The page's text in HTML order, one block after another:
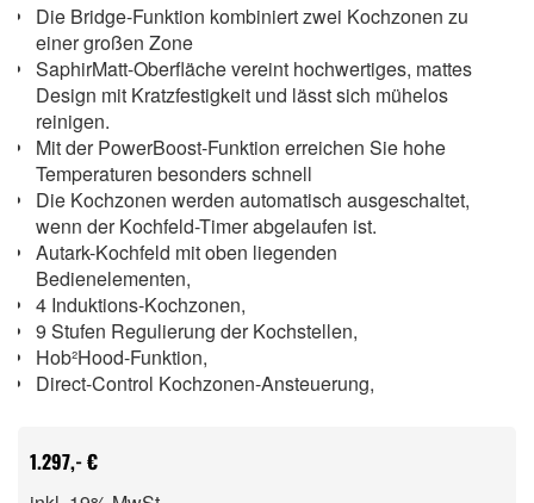
Die Bridge-Funktion kombiniert zwei Kochzonen zu
einer großen Zone
SaphirMatt-Oberfläche vereint hochwertiges, mattes
Design mit Kratzfestigkeit und lässt sich mühelos
reinigen.
Mit der PowerBoost-Funktion erreichen Sie hohe
Temperaturen besonders schnell
Die Kochzonen werden automatisch ausgeschaltet,
wenn der Kochfeld-Timer abgelaufen ist.
Autark-Kochfeld mit oben liegenden
Bedienelementen,
4 Induktions-Kochzonen,
9 Stufen Regulierung der Kochstellen,
Hob²Hood-Funktion,
Direct-Control Kochzonen-Ansteuerung,
1.297,- €